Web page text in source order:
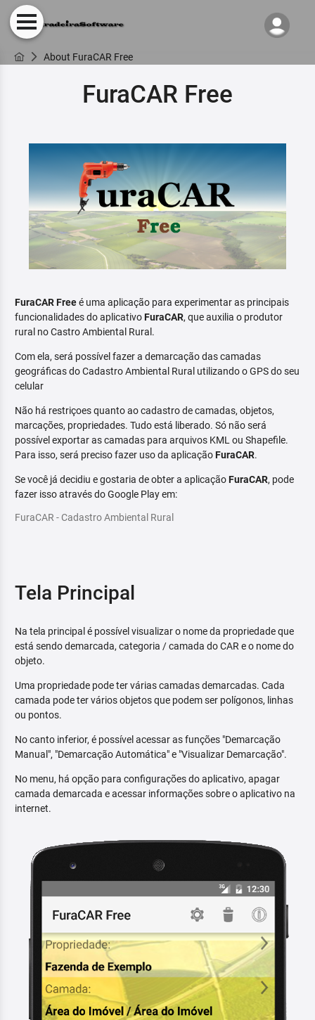
About FuraCAR Free
FuraCAR Free
FuraCAR Freeé uma aplicação para experimentar as principais
funcionalidades do aplicativoFuraCAR, que auxilia o produtor
rural no Castro Ambiental Rural.
Com ela, será possível fazer a demarcação das camadas
geográficas do Cadastro Ambiental Rural utilizando o GPS do seu
celular
Não há restriçoes quanto ao cadastro de camadas, objetos,
marcações, propriedades. Tudo está liberado. Só não será
possível exportar as camadas para arquivos KML ou Shapefile.
Para isso, será preciso fazer uso da aplicaçãoFuraCAR.
Se você já decidiu e gostaria de obter a aplicaçãoFuraCAR, pode
fazer isso através do Google Play em:
FuraCAR - Cadastro Ambiental Rural
Tela Principal
Na tela principal é possível visualizar o nome da propriedade que
está sendo demarcada, categoria / camada do CAR e o nome do
objeto.
Uma propriedade pode ter várias camadas demarcadas. Cada
camada pode ter vários objetos que podem ser polígonos, linhas
ou pontos.
No canto inferior, é possível acessar as funções "Demarcação
Manual", "Demarcação Automática" e "Visualizar Demarcação".
No menu, há opção para configurações do aplicativo, apagar
camada demarcada e acessar informações sobre o aplicativo na
internet.